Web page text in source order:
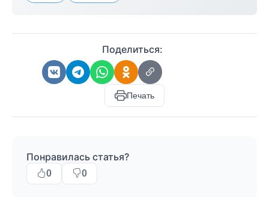
Поделиться:
Печать
Понравилась статья?
0 0